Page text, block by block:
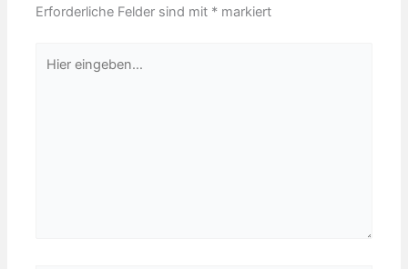
Erforderliche Felder sind mit * markiert
eingeben…